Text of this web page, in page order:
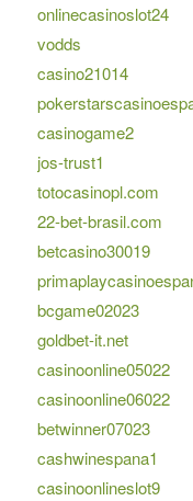
onlinecasinoslot24
vodds
casino21014
casinogame2
jos-trust1
totocasinopl.com
22-bet-brasil.com
betcasino30019
bcgame02023
goldbet-it.net
casinoonline05022
casinoonline06022
betwinner07023
cashwinespana1
casinoonlineslot9